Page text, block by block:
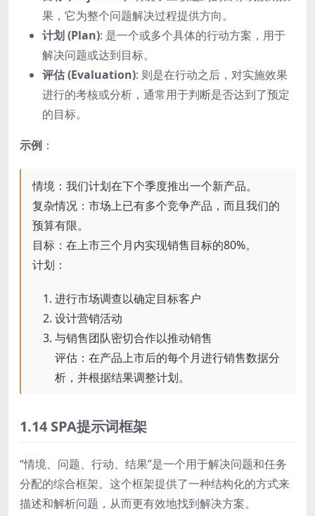
果，它为整个问题解决过程提供方向。
计划 (Plan): 是一个或多个具体的行动方案，用于
解决问题或达到目标。
评估 (Evaluation): 则是在行动之后，对实施效果
进行的考核或分析，通常用于判断是否达到了预定
的目标。
示例 ：
情境：我们计划在下个季度推出一个新产品。
复杂情况：市场上已有多个竞争产品，而且我们的
预算有限。
目标：在上市三个月内实现销售目标的80%。
计划：
进行市场调查以确定目标客户
设计营销活动
与销售团队密切合作以推动销售
评估：在产品上市后的每个月进行销售数据分
析，并根据结果调整计划。
1.14 SPA提示词框架
“情境、问题、行动、结果”是一个用于解决问题和任务
分配的综合框架。这个框架提供了一种结构化的方式来
描述和解析问题，从而更有效地找到解决方案。